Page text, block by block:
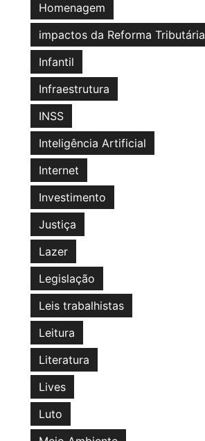
Homenagem
impactos da Reforma Tributária
Infantil
Infraestrutura
INSS
Inteligência Artificial
Internet
Investimento
Justiça
Lazer
Legislação
Leis trabalhistas
Leitura
Literatura
Lives
Luto